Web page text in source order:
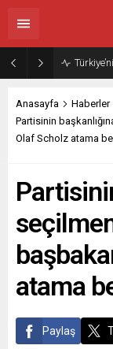
Anasayfa
Haberler
Partisinin
Olaf Scholz atama
atama
Paylaş